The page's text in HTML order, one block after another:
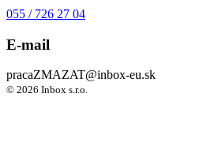
055 / 726 27 04
E-mail
pracaZMAZAT@inbox-eu.sk
© 2026 Inbox s.r.o.